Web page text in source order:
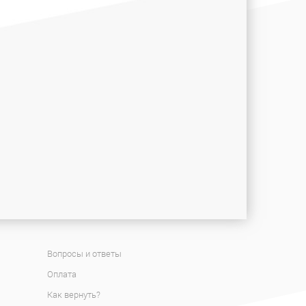
Вопросы и ответы
Оплата
Как вернуть?